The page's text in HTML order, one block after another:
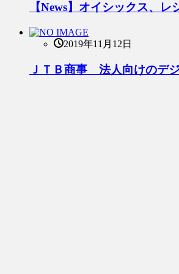
【News】オイシックス、
2019年11月12日
ＪＴＢ商事 法人向けのデ